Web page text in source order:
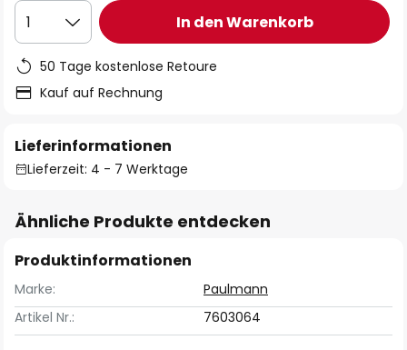
1 In den Warenkorb
50 Tage kostenlose Retoure
Kauf auf Rechnung
Lieferinformationen
Lieferzeit: 4 - 7 Werktage
Ähnliche Produkte entdecken
Produktinformationen
Marke:
Paulmann
Artikel Nr.:
7603064